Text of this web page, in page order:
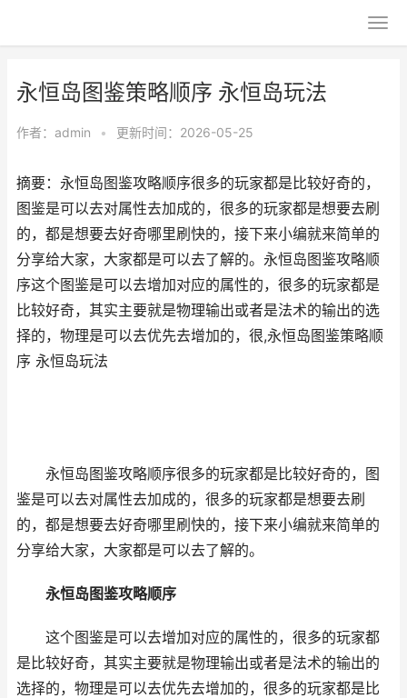
永恒岛图鉴策略顺序 永恒岛玩法
作者： admin • 更新时间：2026-05-25
摘要：永恒岛图鉴攻略顺序很多的玩家都是比较好奇的，
图鉴是可以去对属性去加成的，很多的玩家都是想要去刷
的，都是想要去好奇哪里刷快的，接下来小编就来简单的
分享给大家，大家都是可以去了解的。永恒岛图鉴攻略顺
序这个图鉴是可以去增加对应的属性的，很多的玩家都是
比较好奇，其实主要就是物理输出或者是法术的输出的选
择的，物理是可以去优先去增加的，很,永恒岛图鉴策略顺
序 永恒岛玩法
永恒岛图鉴攻略顺序很多的玩家都是比较好奇的，图
鉴是可以去对属性去加成的，很多的玩家都是想要去刷
的，都是想要去好奇哪里刷快的，接下来小编就来简单的
分享给大家，大家都是可以去了解的。
永恒岛图鉴攻略顺序
这个图鉴是可以去增加对应的属性的，很多的玩家都
是比较好奇，其实主要就是物理输出或者是法术的输出的
选择的，物理是可以去优先去增加的，很多的玩家都是比